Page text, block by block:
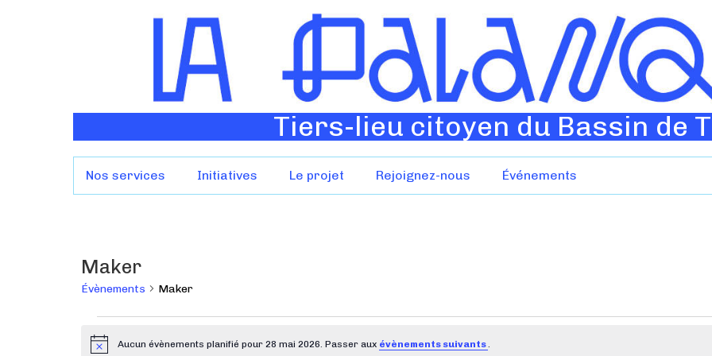
Tiers-lieu citoyen du Bassin de
Nos services Initiatives Le projet Rejoignez-nous Événements
Maker
Évènements Maker
Aucun évènements planifié pour 28 mai 2026. Passer aux évènements suivants.